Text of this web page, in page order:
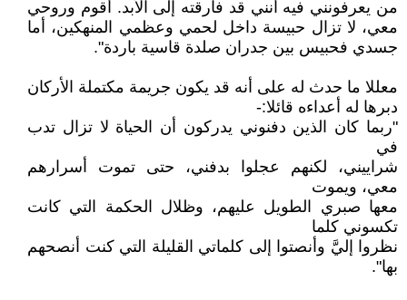
من يعرفونني فيه أنني قد فارقته إلى الأبد. أقوم وروحي
معي، لا تزال حبيسة داخل لحمي وعظمي المنهكين، أما
جسدي فحبيس بين جدران صلدة قاسية باردة".
معللا ما حدث له على أنه قد يكون جريمة مكتملة الأركان
دبرها له أعداءه قائلا:-
"ربما كان الذين دفنوني يدركون أن الحياة لا تزال تدب
في
شراييني، لكنهم عجلوا بدفني، حتى تموت أسرارهم
معي، ويموت
معها صبري الطويل عليهم، وظلال الحكمة التي كانت
تكسوني كلما
نظروا إليَّ وأنصتوا إلى كلماتي القليلة التي كنت أنصحهم
بها".